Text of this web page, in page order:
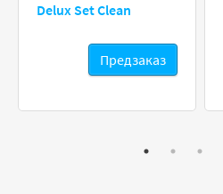
Delux Set Clean
Предзаказ